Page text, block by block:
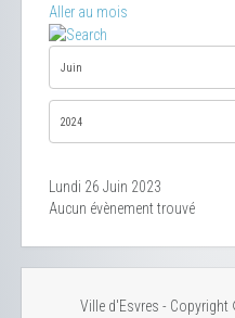
Aller au mois
Lundi 26 Juin 2023
Aucun évènement trouvé
Ville d'Esvres -